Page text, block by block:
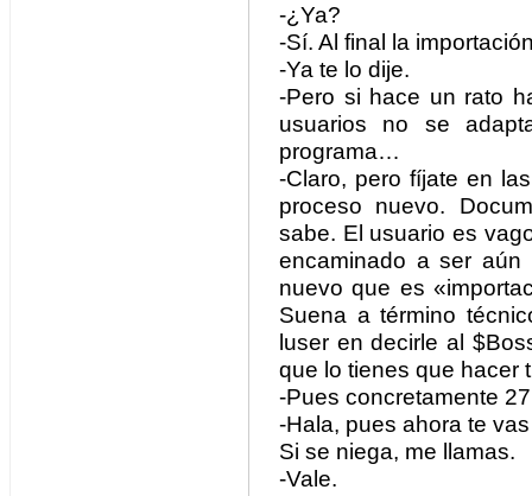
-¿Ya?
-Sí. Al final la
-Ya te lo dije.
-Pero si hace un rato
usuarios no se
programa…
-Claro, pero fíjate en
proceso nuevo.
sabe. El usuario es
encaminado a ser
nuevo que es
Suena a término
luser en decirle al
que lo tienes que hacer
-Pues concretamente
-Hala, pues ahora te
Si se niega, me llamas.
-Vale.